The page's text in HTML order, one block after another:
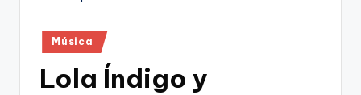
Publicado
en
Música
Lola Índigo y